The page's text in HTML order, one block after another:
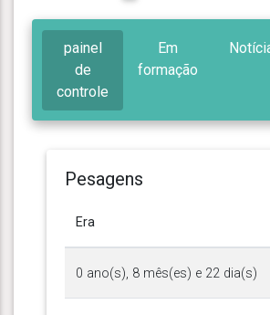
painel
de
controle
Em
formação
Pesagens
Era
0 ano(s), 8 mês(es) e 22 dia(s)